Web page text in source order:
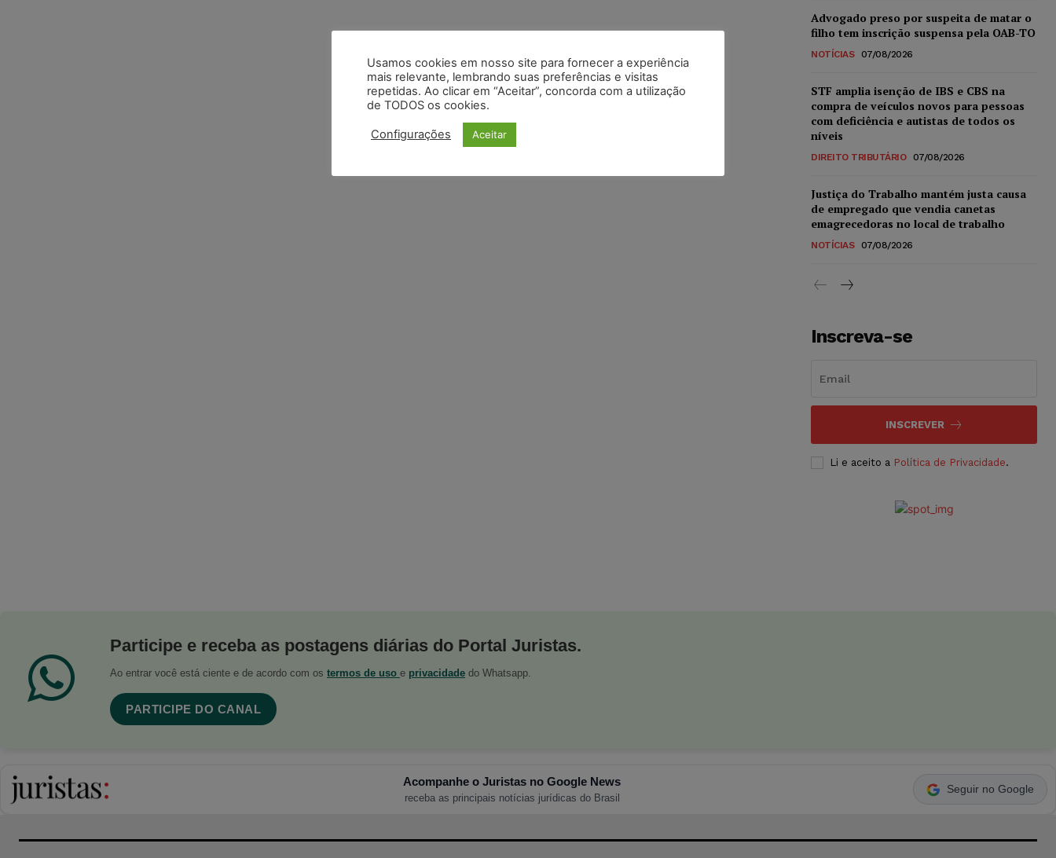
Advogado preso por suspeita de matar o
filho tem inscrição suspensa pela OAB-TO
NOTÍCIAS 07/08/2026
STF amplia isenção de IBS e CBS na
compra de veículos novos para pessoas
com deficiência e autistas de todos os
níveis
DIREITO TRIBUTÁRIO 07/08/2026
Justiça do Trabalho mantém justa causa
de empregado que vendia canetas
emagrecedoras no local de trabalho
NOTÍCIAS 07/08/2026
Inscreva-se
INSCREVER
Li e aceito a Política de Privacidade.
Participe e receba as postagens diárias do Portal Juristas.
Ao entrar você está ciente e de acordo com os termos de uso e privacidade do Whatsapp.
PARTICIPE DO CANAL
Acompanhe o Juristas no Google News
receba as principais notícias jurídicas do Brasil
Seguir no Google
Usamos cookies em nosso site para fornecer a experiência
mais relevante, lembrando suas preferências e visitas
repetidas. Ao clicar em “Aceitar”, concorda com a utilização
de TODOS os cookies.
Configurações Aceitar